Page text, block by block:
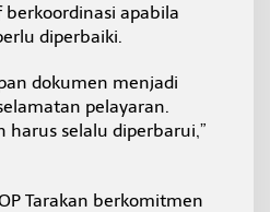
apabila
diperbaiki.
dokumen menjadi
pelayaran.
harus selalu diperbarui,”
Tarakan berkomitmen